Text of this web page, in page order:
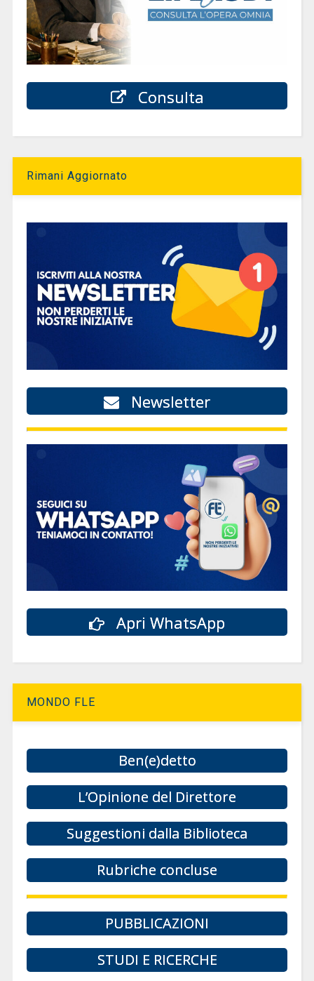
Consulta
Rimani Aggiornato
Newsletter
Apri WhatsApp
MONDO FLE
Ben(e)detto
L’Opinione del Direttore
Suggestioni dalla Biblioteca
Rubriche concluse
PUBBLICAZIONI
STUDI E RICERCHE